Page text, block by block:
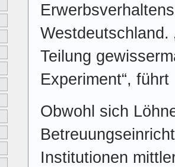
Westdeutschland.
Teilung
Experiment“,
Obwohl sich
Institutionen